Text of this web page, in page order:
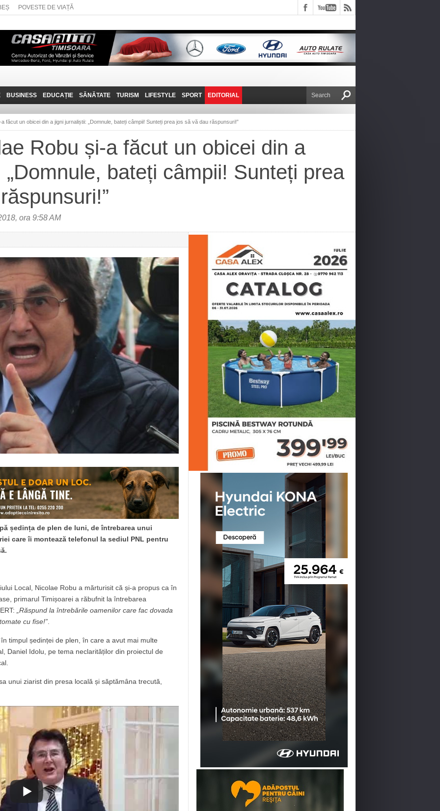
POVESTE DE VIAȚĂ
BUSINESS
JOB-URI
TEHNIT
EDUCAȚIE SĂNĂTATE TURISM
PRIN MUNȚII
BANATULUI
FANTASTICUL BANAT
TRAVEL VLOG
LIFESTYLE
POVESTE DE VIAȚĂ
SPORT EDITORIAL
DE VICTOR NAFIRU
făcut un obicei din a jigni jurnaliștii: „Domnule, bateți câmpii! Sunteți prea jos să vă dau răspunsuri!”
Robu și-a făcut un obicei din a
bateți câmpii! Sunteți prea
ora 9:58 AM
ședința de plen de luni, de întrebarea unui
care îi montează telefonul la sediul PNL pentru
Local, Nicolae Robu a mărturisit că și-a propus ca în
primarul Timișoarei a răbufnit la întrebarea
„Răspund la întrebările oamenilor care fac dovada
cu fise!”
timpul ședinței de plen, în care a avut mai multe
Daniel Idolu, pe tema neclarităților din proiectul de
unui ziarist din presa locală și săptămâna trecută,